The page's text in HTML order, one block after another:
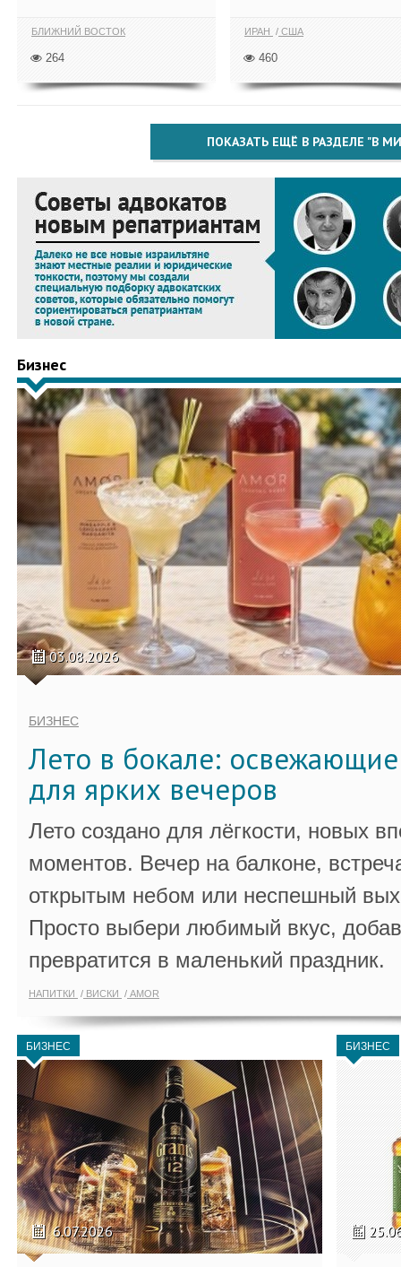
БЛИЖНИЙ ВОСТОК
264
ИРАН США
460
ПОКАЗАТЬ ЕЩЁ В РАЗДЕЛЕ "В
Бизнес
03.08.2026
БИЗНЕС
Лето в бокале:
для ярких вечеров
Лето создано для лёгкости, новых
моментов. Вечер на балконе,
открытым небом или неспешный
Просто выбери любимый вкус,
превратится в маленький праздник.
НАПИТКИ ВИСКИ AMOR
БИЗНЕС
6.07.2026
БИЗНЕС